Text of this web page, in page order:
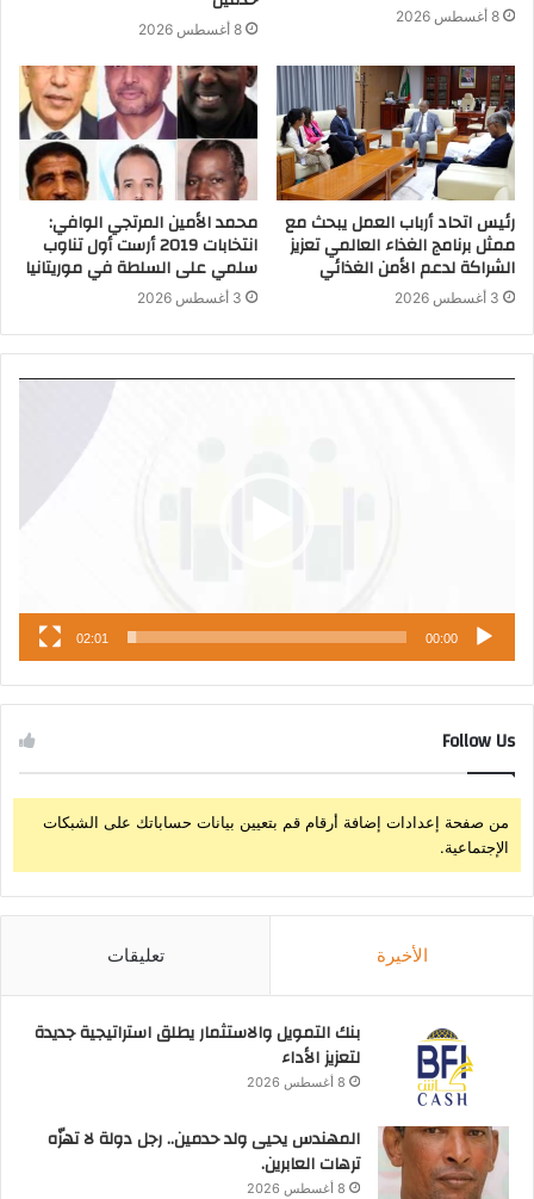
8 أغسطس 2026
8 أغسطس 2026
رئيس اتحاد أرباب العمل يبحث مع
ممثل برنامج الغذاء العالمي تعزيز
الشراكة لدعم الأمن الغذائي
3 أغسطس 2026
محمد الأمين المرتجي الوافي:
انتخابات 2019 أرست أول تناوب
سلمي على السلطة في موريتانيا
3 أغسطس 2026
00:00
02:01
Follow Us
من صفحة إعدادات إضافة أرقام قم بتعيين بيانات حساباتك على الشبكات
الإجتماعية.
الأخيرة تعليقات
بنك التمويل والاستثمار يطلق استراتيجية جديدة
لتعزيز الأداء
8 أغسطس 2026
المهندس يحيى ولد حدمين.. رجل دولة لا تهزّه
ترهات العابرين.
8 أغسطس 2026